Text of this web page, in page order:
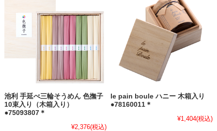
池利 手延べ三輪そうめん 色撫子
10束入り（木箱入り）
●75093807＊
¥2,376(税込)
le pain boule ハニー 木箱入り
●78160011＊
¥1,404(税込)